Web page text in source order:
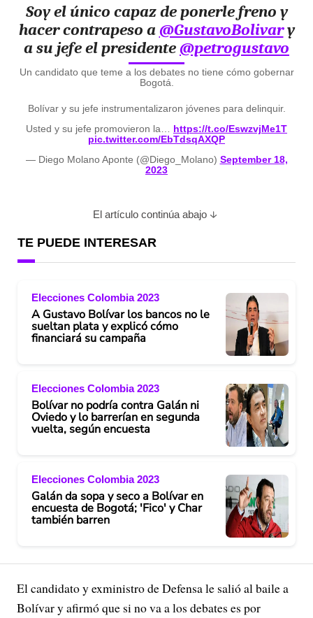
Soy el único capaz de ponerle freno y
hacer contrapeso a@GustavoBolivary
a su jefe el presidente@petrogustavo
Un candidato que teme a los debates no tiene cómo gobernar
Bogotá.
Bolívar y su jefe instrumentalizaron jóvenes para delinquir.
Usted y su jefe promovieron la… https://t.co/EswzvjMe1T
pic.twitter.com/EbTdsqAXQP
— Diego Molano Aponte (@Diego_Molano) September 18,
2023
El artículo continúa abajo
TE PUEDE INTERESAR
Elecciones Colombia 2023
A Gustavo Bolívar los bancos no le
sueltan plata y explicó cómo
financiará su campaña
Elecciones Colombia 2023
Bolívar no podría contra Galán ni
Oviedo y lo barrerían en segunda
vuelta, según encuesta
Elecciones Colombia 2023
Galán da sopa y seco a Bolívar en
encuesta de Bogotá; 'Fico' y Char
también barren
El candidato y exministro de Defensa le salió al baile a
Bolívar y afirmó que si no va a los debates es por